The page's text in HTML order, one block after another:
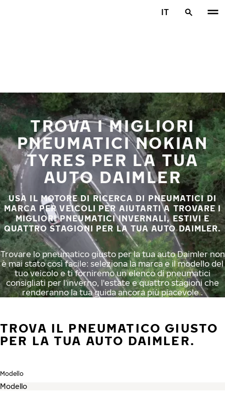
IT
TROVA I MIGLIORI
PNEUMATICI NOKIAN
TYRES PER LA TUA
AUTO DAIMLER
USA IL MOTORE DI RICERCA DI PNEUMATICI DI
MARCA PER VEICOLI PER AIUTARTI A TROVARE I
MIGLIORI PNEUMATICI INVERNALI, ESTIVI E
QUATTRO STAGIONI PER LA TUA AUTO DAIMLER.
Trovare lo pneumatico giusto per la tua auto Daimler non
è mai stato così facile: seleziona la marca e il modello del
tuo veicolo e ti forniremo un elenco di pneumatici
consigliati per l'inverno, l'estate e quattro stagioni che
renderanno la tua guida ancora più piacevole .
TROVA IL PNEUMATICO GIUSTO
PER LA TUA AUTO DAIMLER.
Modello